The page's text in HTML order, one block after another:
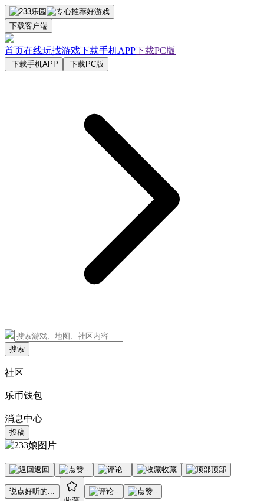
下载客户端
首页在线玩找游戏下载手机APP下载PC版
下载手机APP 下载PC版
搜索
社区
乐币钱包
消息中心
投稿
返回 -- -- 收藏 顶部
说点好听的...
-- --